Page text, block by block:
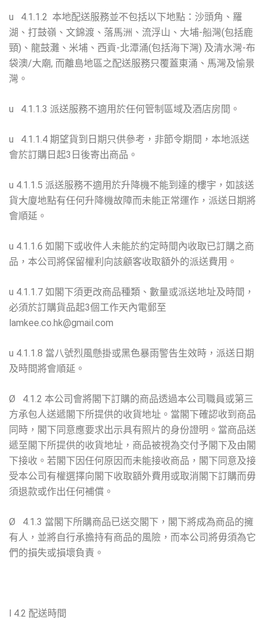
u 4.1.1.2 本地配送服務並不包括以下地點：沙頭角、羅
湖、打鼓嶺、文錦渡、落馬洲、流浮山、大埔-船灣(包括鹿
頸)、龍鼓灘、米埔、西貢-北潭涌(包括海下灣) 及清水灣-布
袋澳/大廟, 而離島地區之配送服務只覆蓋東涌、馬灣及愉景
灣。
u 4.1.1.3 派送服務不適用於任何管制區域及酒店房間。
u 4.1.1.4 期望貨到日期只供參考，非節令期間，本地派送
會於訂購日起3日後寄出商品。
u 4.1.1.5 派送服務不適用於升降機不能到達的樓宇，如該送
貨大廈地點有任何升降機故障而未能正常運作，派送日期將
會順延。
u 4.1.1.6 如閣下或收件人未能於約定時間內收取已訂購之商
品，本公司將保留權利向該顧客收取額外的派送費用。
u 4.1.1.7 如閣下須更改商品種類、數量或派送地址及時間，
必須於訂購貨品起3個工作天內電郵至
lamkee.co.hk@gmail.com
u 4.1.1.8 當八號烈風懸掛或黑色暴雨警告生效時，派送日期
及時間將會順延。
Ø 4.1.2 本公司會將閣下訂購的商品透過本公司職員或第三
方承包人送遞閣下所提供的收貨地址。當閣下確認收到商品
同時，閣下同意應要求出示具有照片的身份證明。當商品送
遞至閣下所提供的收貨地址，商品被視為交付予閣下及由閣
下接收。若閣下因任何原因而未能接收商品，閣下同意及接
受本公司有權選擇向閣下收取額外費用或取消閣下訂購而毋
須退款或作出任何補償。
Ø 4.1.3 當閣下所購商品已送交閣下，閣下將成為商品的擁
有人，並將自行承擔持有商品的風險，而本公司將毋須為它
們的損失或損壞負責。
l 4.2 配送時間